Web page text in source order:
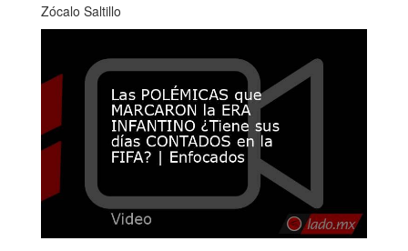
Zócalo Saltillo